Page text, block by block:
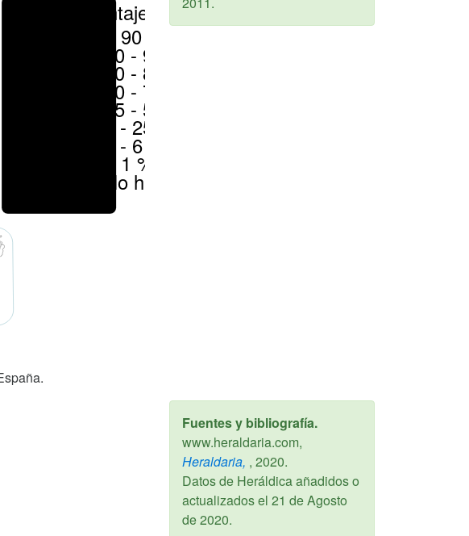
Porcentajes
> 90 %
80 - 90 %
70 - 80 %
50 - 70 %
25 - 50 %
6 - 25 %
1 - 6 %
< 1 %
No hay
Fuentes y bibliografía.
www.heraldaria.com,
Heraldaria, , 2020.
Datos de Heráldica añadidos o
actualizados el 21 de Agosto
de 2020.